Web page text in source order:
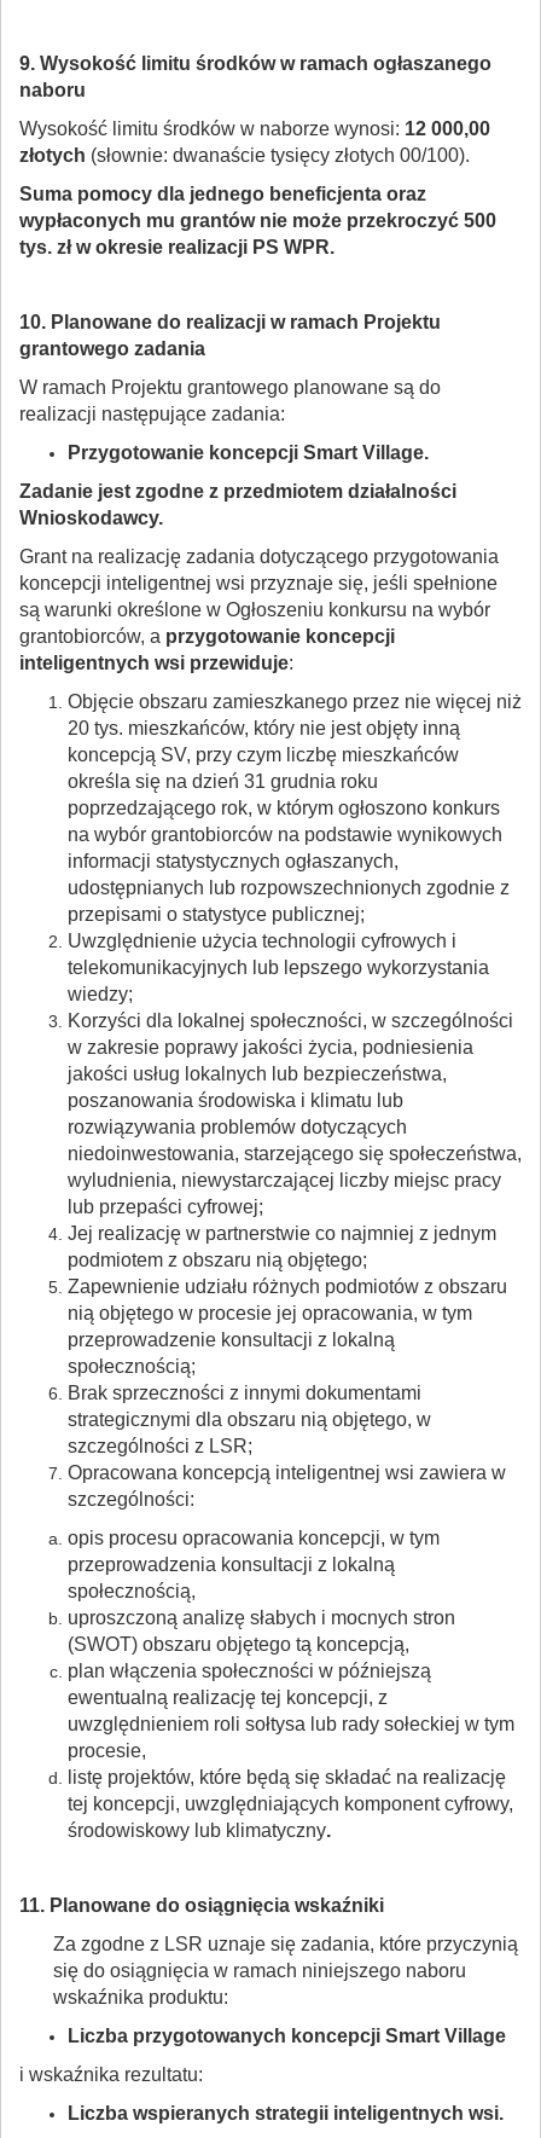
9. Wysokość limitu środków w ramach ogłaszanego
naboru
Wysokość limitu środków w naborze wynosi: 12 000,00
złotych (słownie: dwanaście tysięcy złotych 00/100).
Suma pomocy dla jednego beneficjenta oraz
wypłaconych mu grantów nie może przekroczyć 500
tys. zł w okresie realizacji PS WPR.
10. Planowane do realizacji w ramach Projektu
grantowego zadania
W ramach Projektu grantowego planowane są do
realizacji następujące zadania:
Przygotowanie koncepcji Smart Village.
Zadanie jest zgodne z przedmiotem działalności
Wnioskodawcy.
Grant na realizację zadania dotyczącego przygotowania
koncepcji inteligentnej wsi przyznaje się, jeśli spełnione
są warunki określone w Ogłoszeniu konkursu na wybór
grantobiorców, a przygotowanie koncepcji
inteligentnych wsi przewiduje:
Objęcie obszaru zamieszkanego przez nie więcej niż
20 tys. mieszkańców, który nie jest objęty inną
koncepcją SV, przy czym liczbę mieszkańców
określa się na dzień 31 grudnia roku
poprzedzającego rok, w którym ogłoszono konkurs
na wybór grantobiorców na podstawie wynikowych
informacji statystycznych ogłaszanych,
udostępnianych lub rozpowszechnionych zgodnie z
przepisami o statystyce publicznej;
Uwzględnienie użycia technologii cyfrowych i
telekomunikacyjnych lub lepszego wykorzystania
wiedzy;
Korzyści dla lokalnej społeczności, w szczególności
w zakresie poprawy jakości życia, podniesienia
jakości usług lokalnych lub bezpieczeństwa,
poszanowania środowiska i klimatu lub
rozwiązywania problemów dotyczących
niedoinwestowania, starzejącego się społeczeństwa,
wyludnienia, niewystarczającej liczby miejsc pracy
lub przepaści cyfrowej;
Jej realizację w partnerstwie co najmniej z jednym
podmiotem z obszaru nią objętego;
Zapewnienie udziału różnych podmiotów z obszaru
nią objętego w procesie jej opracowania, w tym
przeprowadzenie konsultacji z lokalną
społecznością;
Brak sprzeczności z innymi dokumentami
strategicznymi dla obszaru nią objętego, w
szczególności z LSR;
Opracowana koncepcją inteligentnej wsi zawiera w
szczególności:
opis procesu opracowania koncepcji, w tym
przeprowadzenia konsultacji z lokalną
społecznością,
uproszczoną analizę słabych i mocnych stron
(SWOT) obszaru objętego tą koncepcją,
plan włączenia społeczności w późniejszą
ewentualną realizację tej koncepcji, z
uwzględnieniem roli sołtysa lub rady sołeckiej w tym
procesie,
listę projektów, które będą się składać na realizację
tej koncepcji, uwzględniających komponent cyfrowy,
środowiskowy lub klimatyczny.
11. Planowane do osiągnięcia wskaźniki
Za zgodne z LSR uznaje się zadania, które przyczynią
się do osiągnięcia w ramach niniejszego naboru
wskaźnika produktu:
Liczba przygotowanych koncepcji Smart Village
i wskaźnika rezultatu:
Liczba wspieranych strategii inteligentnych wsi.